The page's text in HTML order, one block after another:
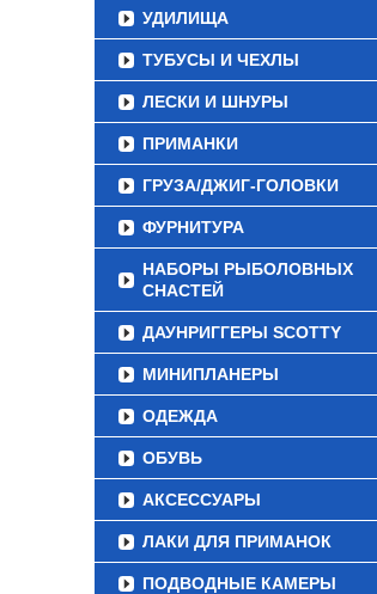
УДИЛИЩА
ТУБУСЫ И ЧЕХЛЫ
ЛЕСКИ И ШНУРЫ
ПРИМАНКИ
ГРУЗА/ДЖИГ-ГОЛОВКИ
ФУРНИТУРА
НАБОРЫ РЫБОЛОВНЫХ
СНАСТЕЙ
ДАУНРИГГЕРЫ SCOTTY
МИНИПЛАНЕРЫ
ОДЕЖДА
ОБУВЬ
АКСЕССУАРЫ
ЛАКИ ДЛЯ ПРИМАНОК
ПОДВОДНЫЕ КАМЕРЫ